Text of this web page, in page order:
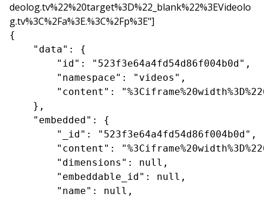
deolog.tv%22%20target%3D%22_blank%22%3EVideolo
g.tv%3C%2Fa%3E.%3C%2Fp%3E"]
{
    "data": {
        "id": "523f3e64a4fd54d86f004b0d",
        "namespace": "videos",
"content":
    },
    "embedded": {
        "_id": "523f3e64a4fd54d86f004b0d",
"content":
        "dimensions": null,
        "embeddable_id": null,
        "name": null,